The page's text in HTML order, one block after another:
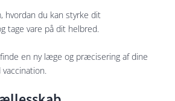
hvordan du kan styrke dit
tage vare på dit helbred.
en ny læge og præcisering af dine